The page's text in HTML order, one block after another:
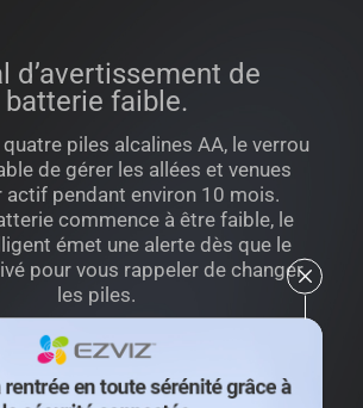
d’avertissement de
batterie faible.
piles alcalines AA, le verrou
de gérer les allées et venues
actif pendant environ 10 mois.
commence à être faible, le
émet une alerte dès que le
pour vous rappeler de changer
les piles.